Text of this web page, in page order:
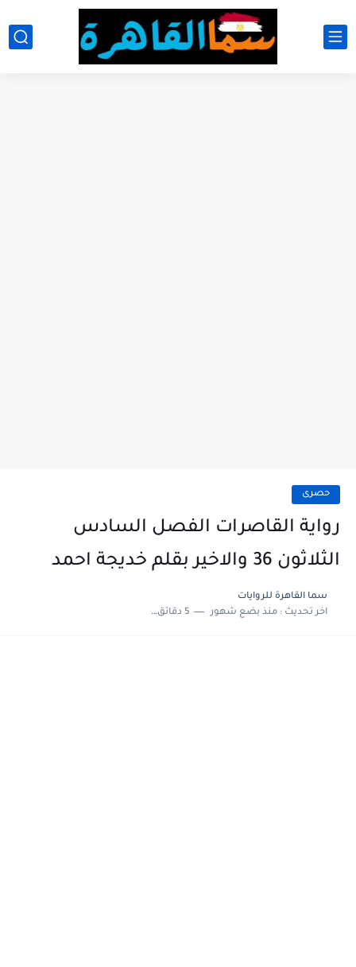
حصرى
رواية القاصرات الفصل السادس
الثلاثون 36 والاخير بقلم خديجة احمد
سما القاهرة للروايات
اخر تحديث :منذ بضع شهور 5 دقائق للقراءة